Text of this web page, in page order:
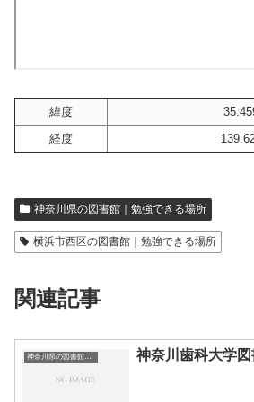
緯度
経度
神奈川県の図書館｜勉強できる場所
横浜市西区の図書館｜勉強できる場所
関連記事
神奈川県の図書館｜勉強できる場所 神奈川歯科大学